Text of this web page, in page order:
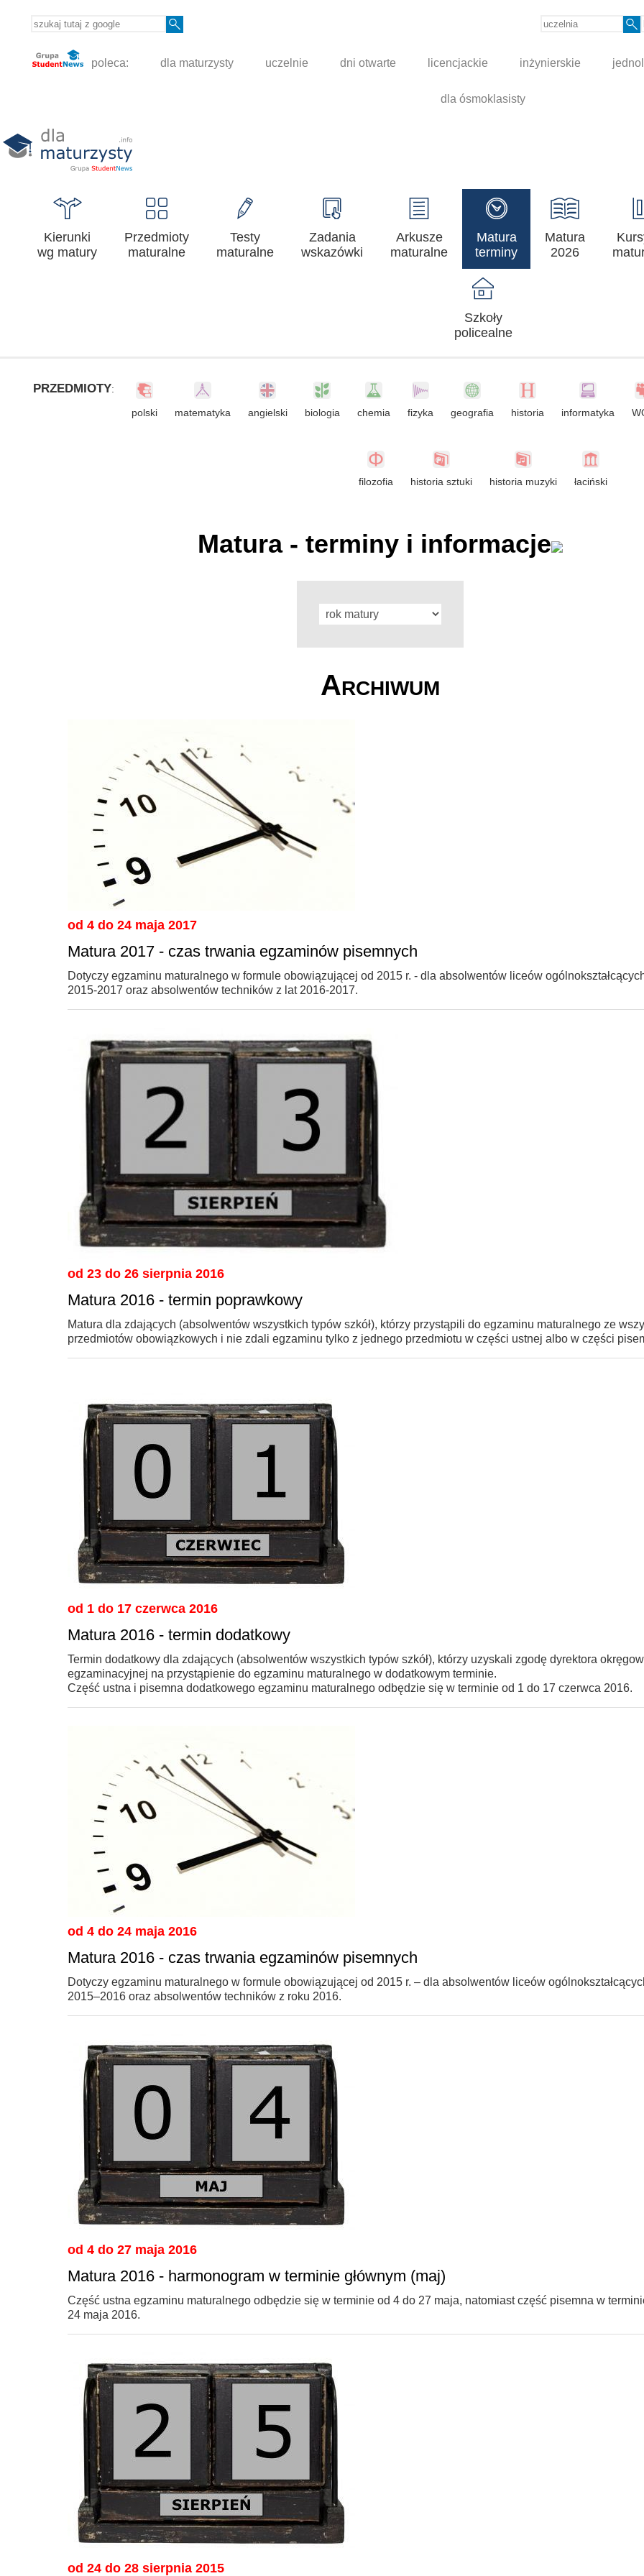
poleca: dla maturzysty uczelnie dni otwarte licencjackie inżynierskie
dla ósmoklasisty
Kierunki
wg matury
Przedmioty
maturalne
Testy
maturalne
Zadania
wskazówki
Arkusze
maturalne
Matura
terminy
Matura
2026
Szkoły
policealne
PRZEDMIOTY:
polski matematyka angielski biologia chemia fizyka geografia historia informatyka
filozofia historia sztuki historia muzyki łaciński
Matura - terminy i informacje
Archiwum
od 4 do 24 maja 2017
Matura 2017 - czas trwania egzaminów pisemnych
Dotyczy egzaminu maturalnego w formule obowiązującej od 2015 r. - dla absolwentów liceów
2015-2017 oraz absolwentów techników z lat 2016-2017.
od 23 do 26 sierpnia 2016
Matura 2016 - termin poprawkowy
Matura dla zdających (absolwentów wszystkich typów szkół), którzy przystąpili do egzaminu maturalnego ze
przedmiotów obowiązkowych i nie zdali egzaminu tylko z jednego przedmiotu w części ustnej albo w części
od 1 do 17 czerwca 2016
Matura 2016 - termin dodatkowy
Termin dodatkowy dla zdających (absolwentów wszystkich typów szkół), którzy uzyskali zgodę dyrektora
egzaminacyjnej na przystąpienie do egzaminu maturalnego w dodatkowym terminie.
Część ustna i pisemna dodatkowego egzaminu maturalnego odbędzie się w terminie od 1 do 17 czerwca 2016.
od 4 do 24 maja 2016
Matura 2016 - czas trwania egzaminów pisemnych
Dotyczy egzaminu maturalnego w formule obowiązującej od 2015 r. – dla absolwentów liceów
2015–2016 oraz absolwentów techników z roku 2016.
od 4 do 27 maja 2016
Matura 2016 - harmonogram w terminie głównym (maj)
Część ustna egzaminu maturalnego odbędzie się w terminie od 4 do 27 maja, natomiast część pisemna w
24 maja 2016.
od 24 do 28 sierpnia 2015